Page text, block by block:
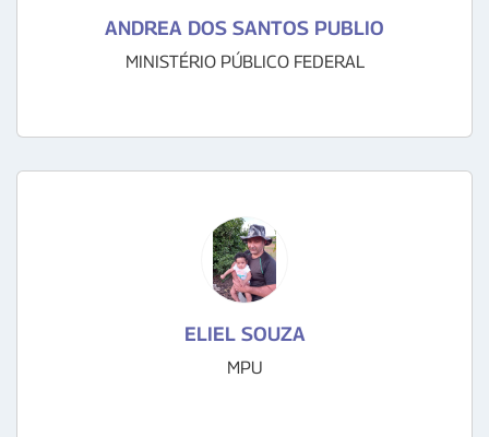
ANDREA DOS SANTOS PUBLIO
MINISTÉRIO PÚBLICO FEDERAL
ELIEL SOUZA
MPU